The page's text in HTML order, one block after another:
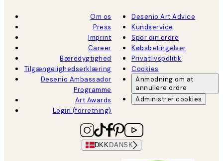
Om os
Press
Imprint
Career
Bæredygtighed
Tilgængelighedserklæring
Desenio Ambassador
Programme
Art Awards
Login (forretning)
Desenio Art Advice
Kundservice
Spor din ordre
Købsbetingelser
Privatlivspolitik
Cookies
Anmodning om at
annullere ordre
Administrer cookies
DKK DANSK